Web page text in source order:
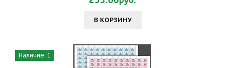
В КОРЗИНУ
Наличие: 1